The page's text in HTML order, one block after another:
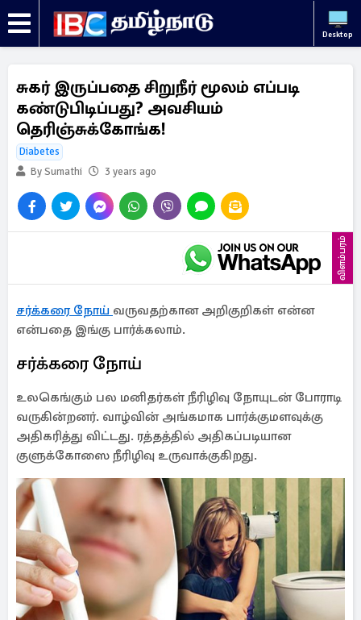
Desktop
சுகர் இருப்பதை சிறுநீர் மூலம் எப்படி
கண்டுபிடிப்பது? அவசியம்
தெரிஞ்சுக்கோங்க!
Diabetes
By Sumathi
3 years ago
விளம்பரம்
சர்க்கரை நோய் வருவதற்கான அறிகுறிகள் என்ன
என்பதை இங்கு பார்க்கலாம்.
சர்க்கரை நோய்
உலகெங்கும் பல மனிதர்கள் நீரிழிவு நோயுடன் போராடி
வருகின்றனர். வாழ்வின் அங்கமாக பார்க்குமளவுக்கு
அதிகரித்து விட்டது. ரத்தத்தில் அதிகப்படியான
குளுக்கோஸை நீரிழிவு உருவாக்குகிறது.